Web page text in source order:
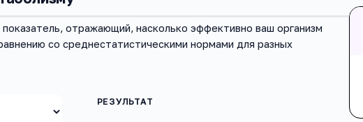
отражающий, насколько эффективно ваш организм
со среднестатистическими нормами для разных